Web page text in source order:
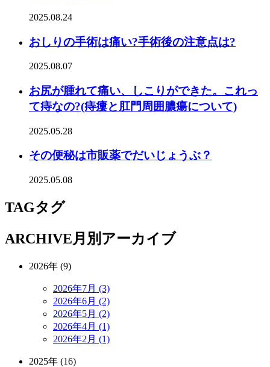
2025.08.24
おしりの手術は痛い?手術後の注意点は?
2025.08.07
お尻が腫れて痛い、しこりができた。これっ
て痔なの?(痔瘻と肛門周囲膿瘍について)
2025.05.28
その便秘は市販薬でだいじょうぶ？
2025.05.08
TAGタグ
ARCHIVE月別アーカイブ
2026年 (9)
2026年7月 (3)
2026年6月 (2)
2026年5月 (2)
2026年4月 (1)
2026年2月 (1)
2025年 (16)